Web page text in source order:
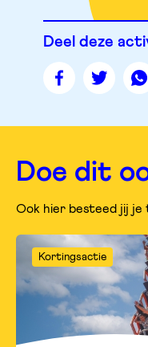
Deel deze
Deel
pagina
facebook
Deel
pagina
twitter
Doe dit
Ook hier besteed jij
Kortingsactie